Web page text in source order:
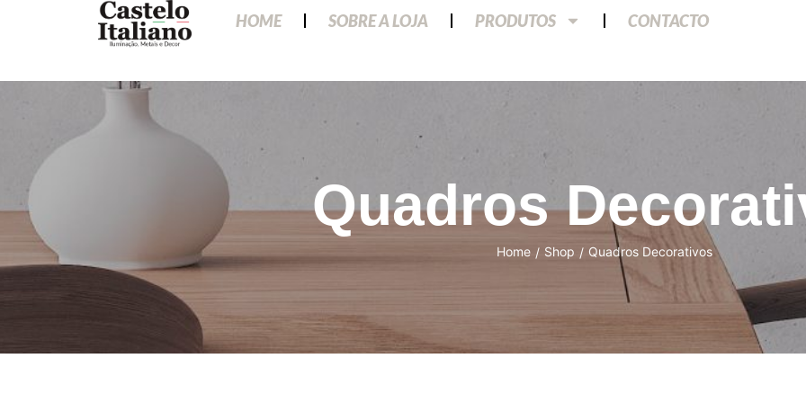
HOME SOBRE A LOJA PRODUTOS CONTACTO
Quadros
Home / Shop / Quadros Decorativos